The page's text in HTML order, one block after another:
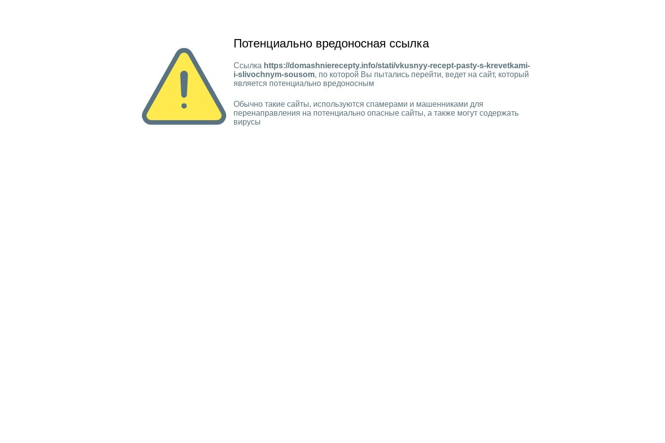
Потенциально вредоносная ссылка
Ссылка https://domashnierecepty.info/stati/vkusnyy-recept-pasty-s-krevetkami-
i-slivochnym-sousom, по которой Вы пытались перейти, ведет на сайт, который
является потенциально вредоносным
Обычно такие сайты, используются спамерами и машенниками для
перенаправления на потенциально опасные сайты, а также могут содержать
вирусы